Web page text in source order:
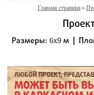
Главная страница »
Размеры: 6x9 м |